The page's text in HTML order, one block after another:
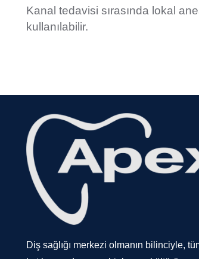
Kanal tedavisi sırasında lokal
kullanılabilir.
Diş sağlığı merkezi olmanın bilinciyle,